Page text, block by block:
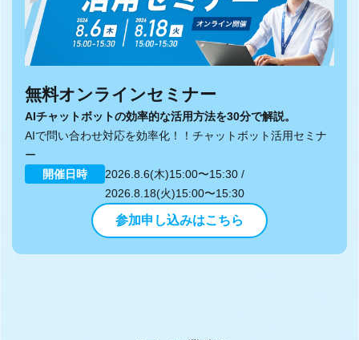
無料オンラインセミナー
AIチャットボットの効率的な活用方法を30分で解説。
AIで問い合わせ対応を効率化！！チャットボット活用セミナ
ー
開催日時
2026.8.6(木)15:00〜15:30 /
2026.8.18(火)15:00〜15:30
参加申し込みはこちら